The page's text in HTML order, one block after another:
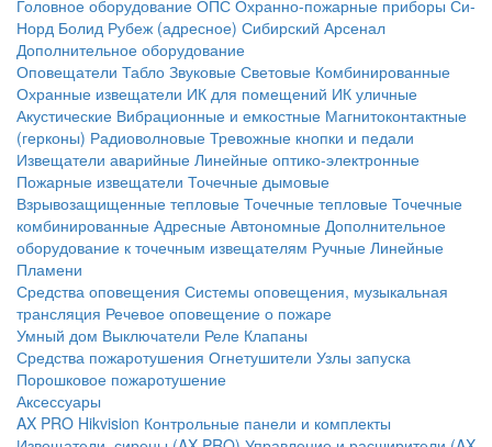
Головное оборудование ОПС Охранно-пожарные приборы Си-
Норд Болид Рубеж (адресное) Сибирский Арсенал
Дополнительное оборудование
Оповещатели Табло Звуковые Световые Комбинированные
Охранные извещатели ИК для помещений ИК уличные
Акустические Вибрационные и емкостные Магнитоконтактные
(герконы) Радиоволновые Тревожные кнопки и педали
Извещатели аварийные Линейные оптико-электронные
Пожарные извещатели Точечные дымовые
Взрывозащищенные тепловые Точечные тепловые Точечные
комбинированные Адресные Автономные Дополнительное
оборудование к точечным извещателям Ручные Линейные
Пламени
Средства оповещения Системы оповещения, музыкальная
трансляция Речевое оповещение о пожаре
Умный дом Выключатели Реле Клапаны
Средства пожаротушения Огнетушители Узлы запуска
Порошковое пожаротушение
Аксессуары
AX PRO Hikvision Контрольные панели и комплекты